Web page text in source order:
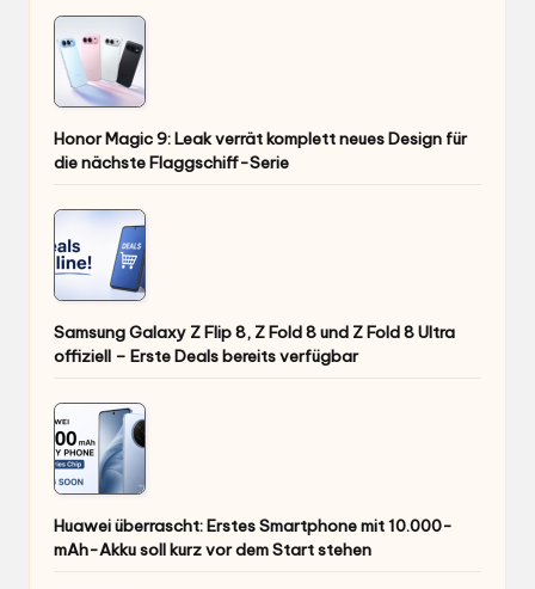
Honor Magic 9: Leak verrät komplett neues Design für
die nächste Flaggschiff-Serie
Samsung Galaxy Z Flip 8, Z Fold 8 und Z Fold 8 Ultra
offiziell – Erste Deals bereits verfügbar
Huawei überrascht: Erstes Smartphone mit 10.000-
mAh-Akku soll kurz vor dem Start stehen